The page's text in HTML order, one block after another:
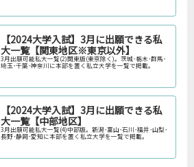
【2024大学入試】3月に出願できる私
大一覧【関東地区※東京以外】
3月出願可能私大一覧(2)関東版(東京除く)。茨城･栃木･群馬･
埼玉･千葉･神奈川に本部を置く私立大学を一覧で掲載。
【2024大学入試】3月に出願できる私
大一覧【中部地区】
3月出願可能私大一覧(4)中部版。新潟･富山･石川･福井･山梨･
長野･静岡･愛知に本部を置く私立大学を一覧で掲載。